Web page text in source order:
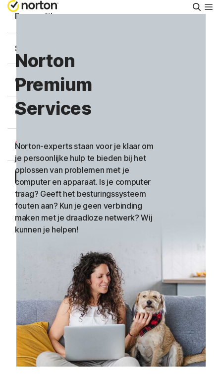
Persoonlijk
Small Business
Ondersteuning
Gratis proberen
Nederland
Aanmelden
Norton
Premium
Services
Norton-experts staan voor je klaar om
je persoonlijke hulp te bieden bij het
oplossen van problemen met je
computer en apparaat. Is je computer
traag? Geeft het besturingssysteem
fouten aan? Kun je geen verbinding
maken met je draadloze netwerk? Wij
kunnen je helpen!